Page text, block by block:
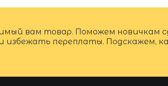
вам товар. Поможем новичкам
избежать переплаты. Подскажем,